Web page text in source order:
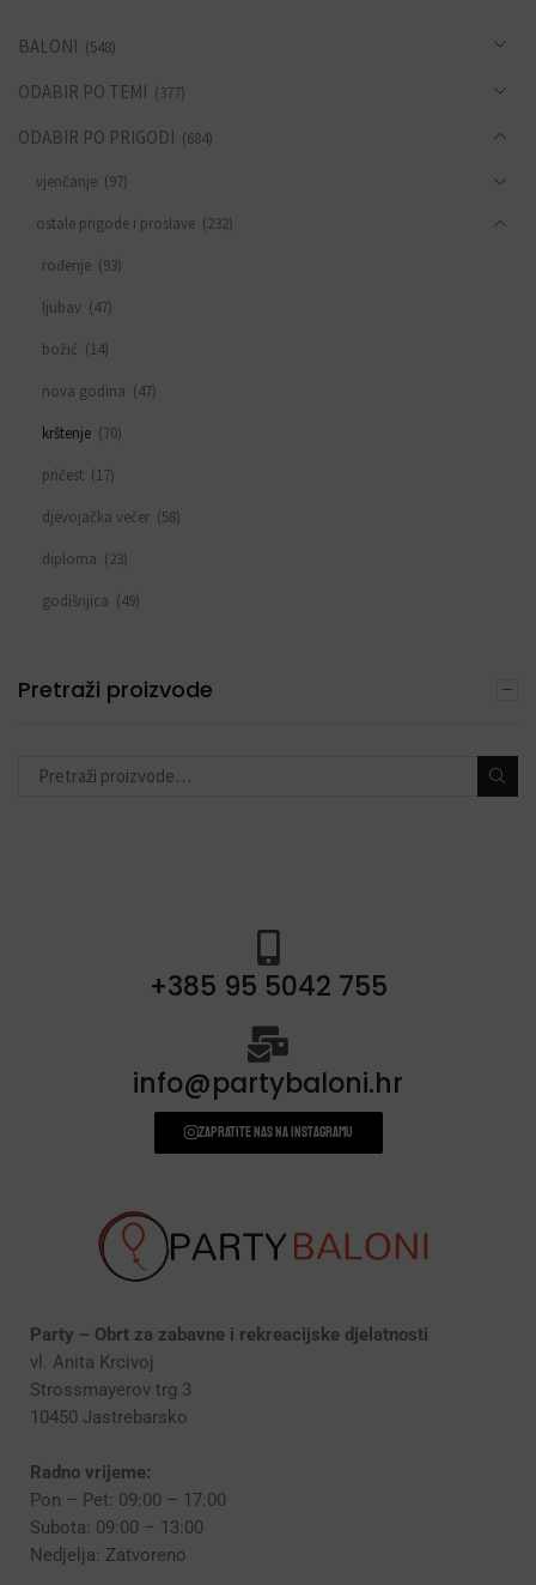
BALONI (548)
ODABIR PO TEMI (377)
ODABIR PO PRIGODI (684)
vjenčanje (97)
ostale prigode i proslave (232)
rođenje (93)
ljubav (47)
božić (14)
nova godina (47)
krštenje (70)
pričest (17)
djevojačka večer (58)
diploma (23)
godišnjica (49)
DEKORACIJE S BALONIMA
DODACI ZA PROSLAVE
Pretraži proizvode
+385 95 5042 755
info@partybaloni.hr
Zapratite nas na instagramu
Party – Obrt za zabavne i rekreacijske djelatnosti
vl. Anita Krcivoj
Strossmayerov trg 3
10450 Jastrebarsko
Radno vrijeme:
Pon – Pet: 09:00 – 17:00
Subota: 09:00 – 13:00
Nedjelja: Zatvoreno